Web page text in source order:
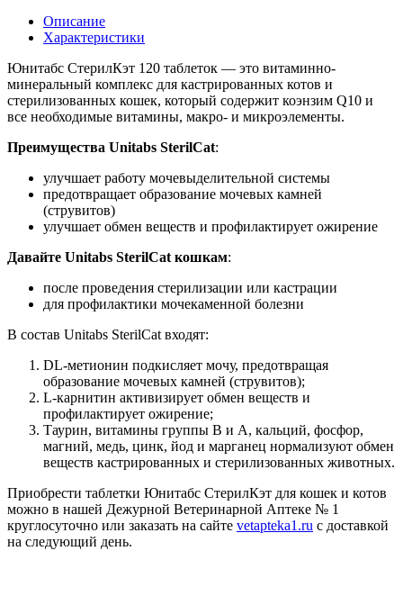
Описание
Характеристики
Юнитабс СтерилКэт 120 таблеток — это витаминно-
минеральный комплекс для кастрированных котов и
стерилизованных кошек, который содержит коэнзим Q10 и
все необходимые витамины, макро- и микроэлементы.
Преимущества Unitabs SterilCat:
улучшает работу мочевыделительной системы
предотвращает образование мочевых камней
(струвитов)
улучшает обмен веществ и профилактирует ожирение
Давайте Unitabs SterilCat кошкам:
после проведения стерилизации или кастрации
для профилактики мочекаменной болезни
В состав Unitabs SterilCat входят:
DL-метионин подкисляет мочу, предотвращая
образование мочевых камней (струвитов);
L-карнитин активизирует обмен веществ и
профилактирует ожирение;
Таурин, витамины группы В и А, кальций, фосфор,
магний, медь, цинк, йод и марганец нормализуют обмен
веществ кастрированных и стерилизованных животных.
Приобрести таблетки Юнитабс СтерилКэт для кошек и котов
можно в нашей Дежурной Ветеринарной Аптеке № 1
круглосуточно или заказать на сайте vetapteka1.ru с доставкой
на следующий день.